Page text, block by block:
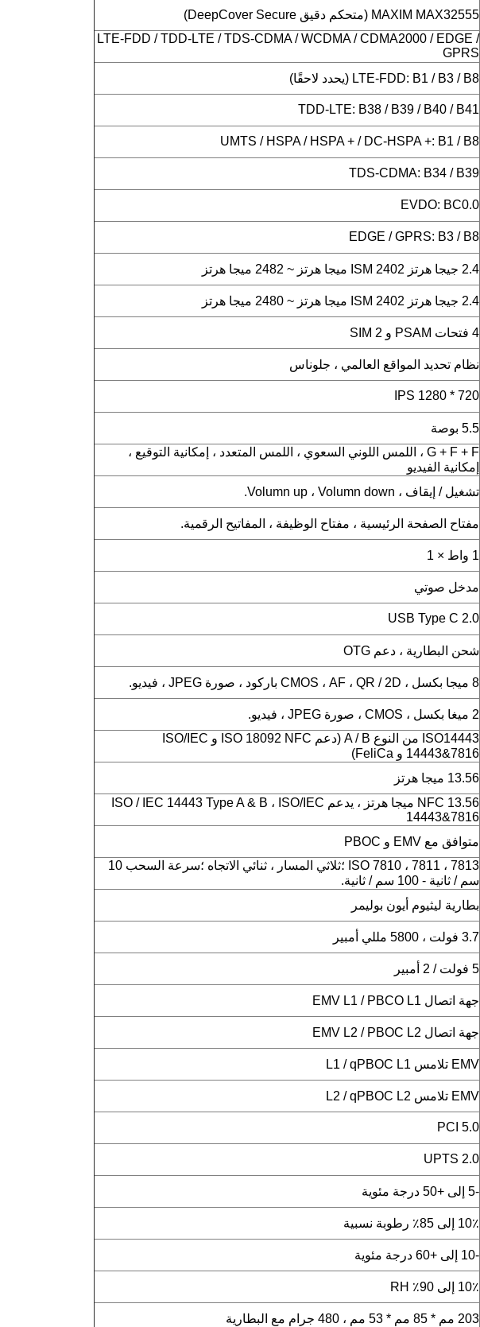
MAXIM MAX32555 (متحكم دقيق DeepCover Secure)
LTE-FDD / TDD-LTE / TDS-CDMA / WCDMA / CDMA2000 / EDGE /
GPRS
LTE-FDD: B1 / B3 / B8 (يحدد لاحقًا)
TDD-LTE: B38 / B39 / B40 / B41
UMTS / HSPA / HSPA + / DC-HSPA +: B1 / B8
TDS-CDMA: B34 / B39
EVDO: BC0.0
EDGE / GPRS: B3 / B8
2.4 جيجا هرتز ISM 2402 ميجا هرتز ~ 2482 ميجا هرتز
2.4 جيجا هرتز ISM 2402 ميجا هرتز ~ 2480 ميجا هرتز
4 فتحات PSAM و 2 SIM
نظام تحديد المواقع العالمي ، جلوناس
720 * 1280 IPS
5.5 بوصة
G + F + F ، اللمس اللوني السعوي ، اللمس المتعدد ، إمكانية التوقيع ،
إمكانية الفيديو
تشغيل / إيقاف ، Volumn up ، Volumn down.
مفتاح الصفحة الرئيسية ، مفتاح الوظيفة ، المفاتيح الرقمية.
1 واط × 1
مدخل صوتي
USB Type C 2.0
شحن البطارية ، دعم OTG
8 ميجا بكسل ، CMOS ، AF ، QR / 2D باركود ، صورة JPEG ، فيديو.
2 ميغا بكسل ، CMOS ، صورة JPEG ، فيديو.
ISO14443 من النوع A / B (دعم ISO 18092 NFC و ISO/IEC
14443&7816 و FeliCa)
13.56 ميجا هرتز
NFC 13.56 ميجا هرتز ، يدعم ISO / IEC 14443 Type A & B ، ISO/IEC
14443&7816
متوافق مع EMV و PBOC
ISO 7810 ، 7811 ، 7813 ؛ثلاثي المسار ، ثنائي الاتجاه ؛سرعة السحب 10
سم / ثانية - 100 سم / ثانية.
بطارية ليثيوم أيون بوليمر
3.7 فولت ، 5800 مللي أمبير
5 فولت / 2 أمبير
جهة اتصال EMV L1 / PBCO L1
جهة اتصال EMV L2 / PBOC L2
EMV تلامس L1 / qPBOC L1
EMV تلامس L2 / qPBOC L2
PCI 5.0
UPTS 2.0
-5 إلى +50 درجة مئوية
10٪ إلى 85٪ رطوبة نسبية
-10 إلى +60 درجة مئوية
10٪ إلى 90٪ RH
203 مم * 85 مم * 53 مم ، 480 جرام مع البطارية